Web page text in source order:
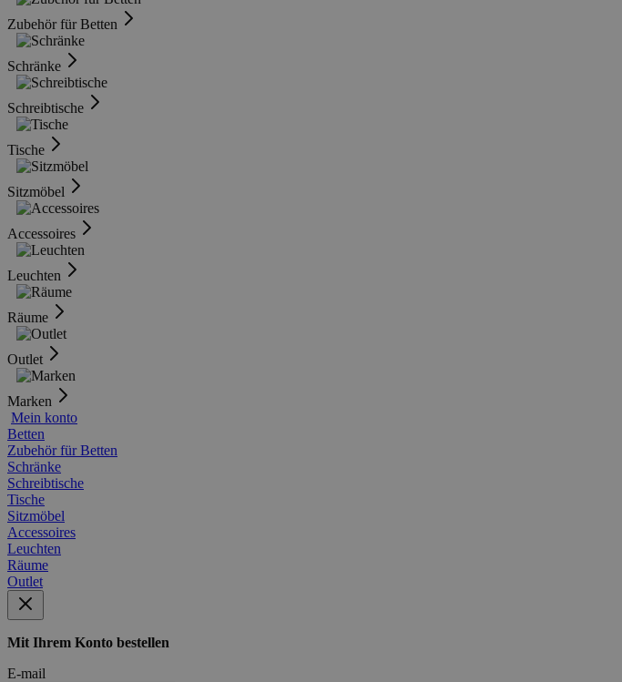
Zubehör für Betten
Schränke
Schreibtische
Tische
Sitzmöbel
Accessoires
Leuchten
Räume
Outlet
Marken
Mein konto
Betten
Zubehör für Betten
Schränke
Schreibtische
Tische
Sitzmöbel
Accessoires
Leuchten
Räume
Outlet
Mit Ihrem Konto bestellen
E-mail